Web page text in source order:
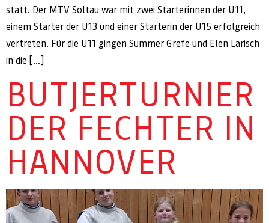
statt. Der MTV Soltau war mit zwei Starterinnen der U11,
einem Starter der U13 und einer Starterin der U15 erfolgreich
vertreten. Für die U11 gingen Summer Grefe und Elen Larisch
in die […]
BUTJERTURNIER
DER FECHTER IN
HANNOVER